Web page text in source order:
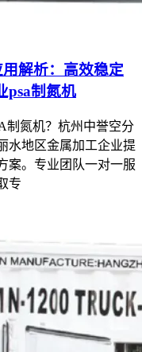
解析：高效稳定
psa制氮机
制氮机？杭州中誉空分
水地区金属加工企业提
案。专业团队一对一服
专